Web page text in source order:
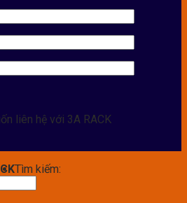
liên hệ với 3A RACK
Tìm kiếm: